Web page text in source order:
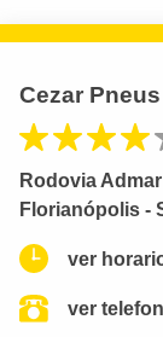
Cezar Pneus
Rodovia
Florianópolis -
ver
ver